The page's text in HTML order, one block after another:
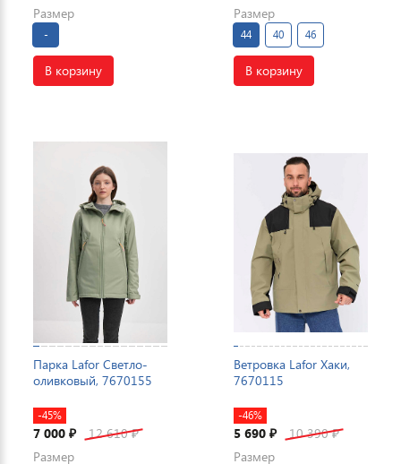
Размер
-
В корзину
Размер
44 40 46
В корзину
Парка Lafor Светло-
оливковый, 7670155
-45%
7 000 ₽ 12 610₽
Размер
Ветровка Lafor Хаки,
7670115
-46%
5 690 ₽ 10 390₽
Размер